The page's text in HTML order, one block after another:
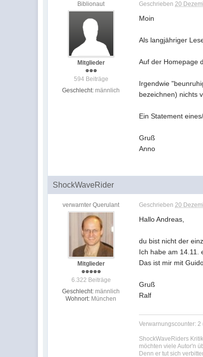
Biblionaut
Mitglieder
594 Beiträge
Geschlecht: männlich
Geschrieben20
Moin
Als langjähriger
Auf der Homepage
Irgendwie
bezeichnen) nichts
Ein Statement
Gruß
Anno
ShockWaveRider
verwarnter Querulant
Mitglieder
6.322 Beiträge
Geschlecht: männlich
Wohnort: München
Geschrieben20
Hallo Andreas,
du bist nicht der
Ich habe am 14.11.
Das ist mir mit
Gruß
Ralf
Verwarnungscounter: 2
ShockWaveRiders
möchten viele Autor'n
Denn er tut sich